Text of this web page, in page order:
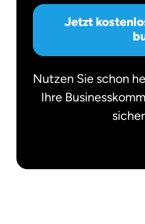
Jetzt
Nutzen Sie schon
Ihre
sicher